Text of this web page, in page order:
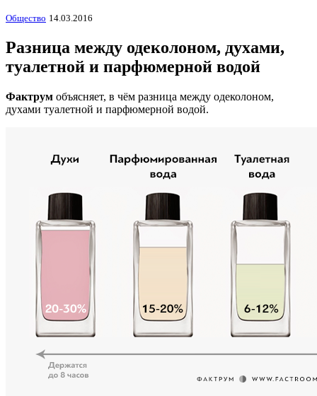
Общество 14.03.2016
Разница между одеколоном, духами,
туалетной и парфюмерной водой
Фактрум объясняет, в чём разница между одеколоном,
духами туалетной и парфюмерной водой.